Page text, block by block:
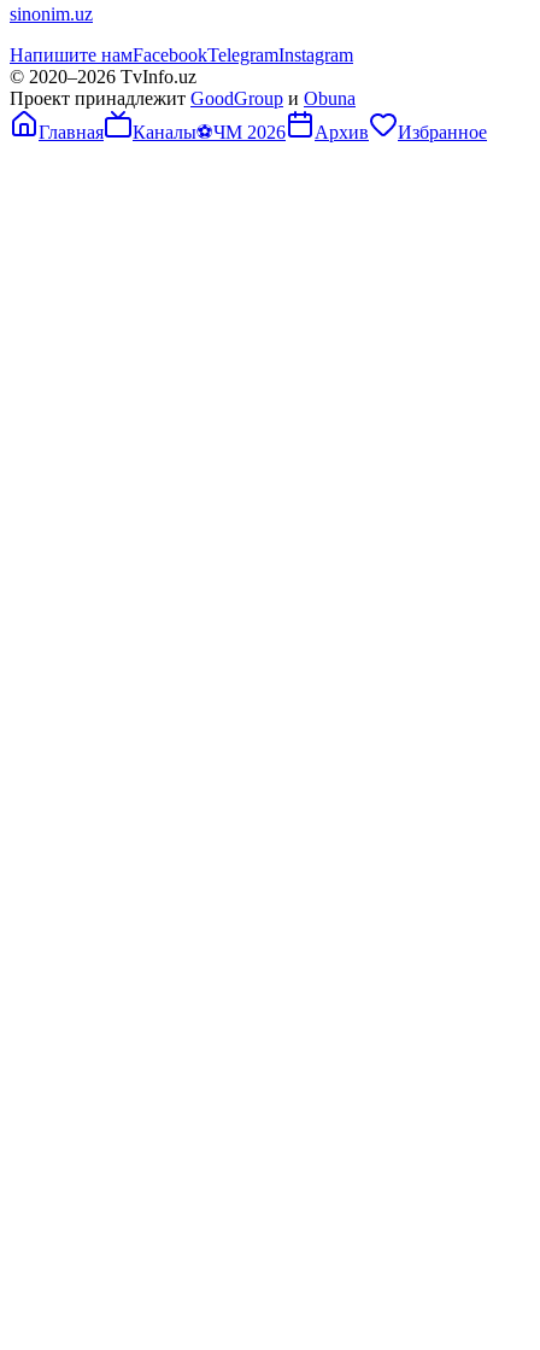
sinonim.uz
Напишите намFacebookTelegramInstagram
© 2020–2026 TvInfo.uz
Проект принадлежит GoodGroup и Obuna
Главная
Каналы⚽ЧМ 2026 Архив Избранное